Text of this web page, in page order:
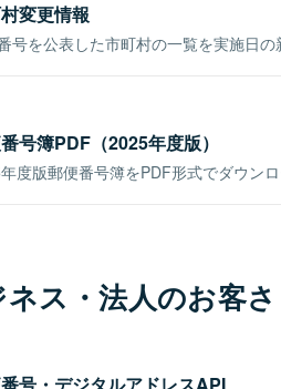
変更情報
号を公表した市町村の一覧を実施日の
号簿PDF（2025年度版）
度版郵便番号簿をPDF形式でダウンロ
ネス・法人のお客